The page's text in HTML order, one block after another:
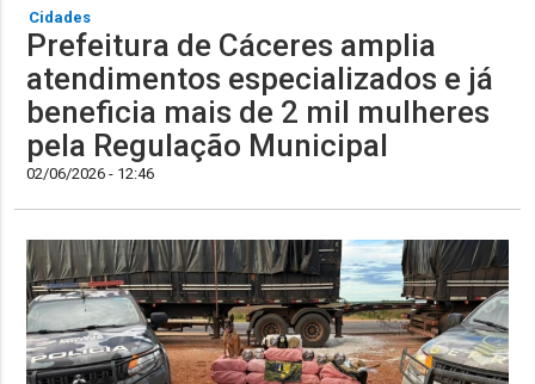
Cidades
Prefeitura de Cáceres amplia
atendimentos especializados e já
beneficia mais de 2 mil mulheres
pela Regulação Municipal
02/06/2026 - 12:46